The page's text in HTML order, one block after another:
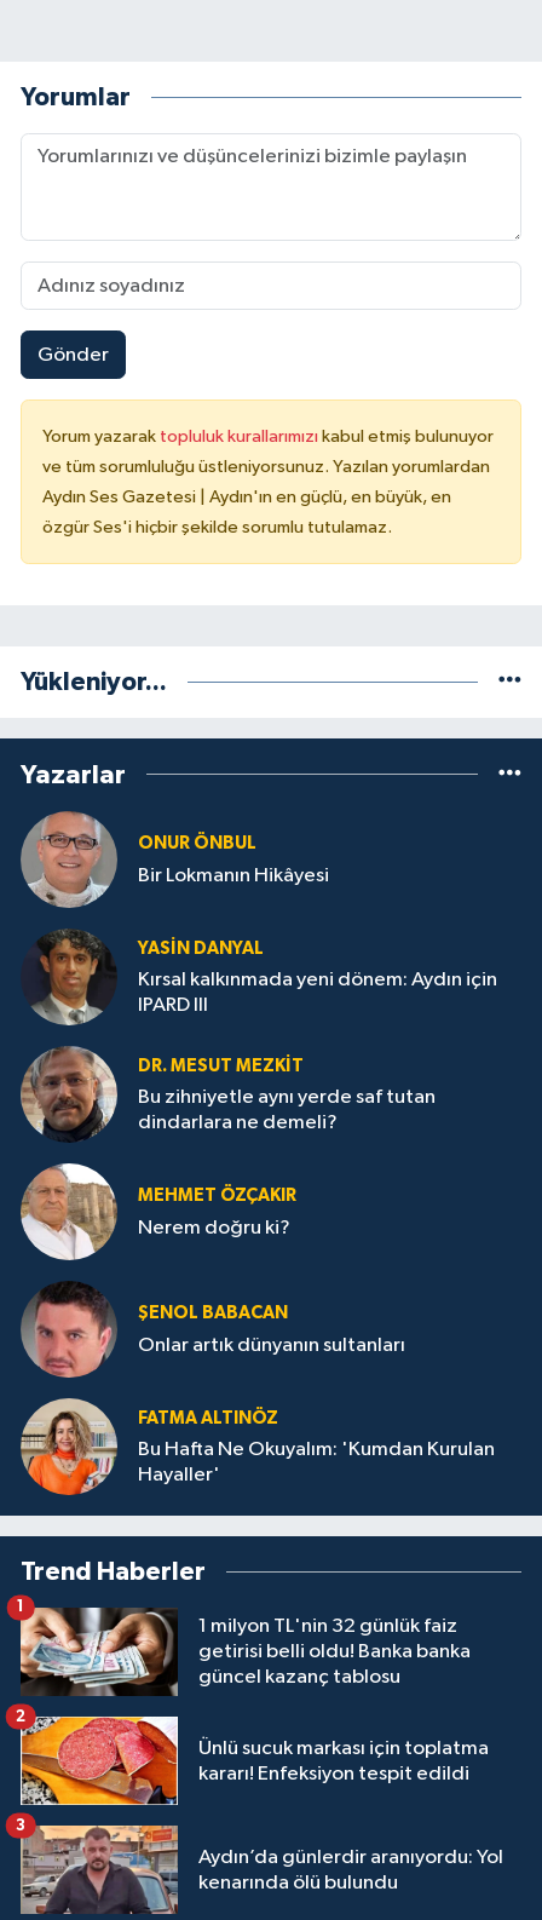
Yorumlar
Gönder
Yorum yazarak topluluk kurallarımızı kabul etmiş bulunuyor
ve tüm sorumluluğu üstleniyorsunuz. Yazılan yorumlardan
Aydın Ses Gazetesi | Aydın'ın en güçlü, en büyük, en
özgür Ses'i hiçbir şekilde sorumlu tutulamaz.
Yükleniyor...
Yazarlar
ONUR ÖNBUL
Bir Lokmanın Hikâyesi
YASIN DANYAL
Kırsal kalkınmada yeni dönem: Aydın için
IPARD III
DR. MESUT MEZKIT
Bu zihniyetle aynı yerde saf tutan
dindarlara ne demeli?
MEHMET ÖZÇAKIR
Nerem doğru ki?
ŞENOL BABACAN
Onlar artık dünyanın sultanları
FATMA ALTINÖZ
Bu Hafta Ne Okuyalım: 'Kumdan Kurulan
Hayaller'
Trend Haberler
1 milyon TL'nin 32 günlük faiz
getirisi belli oldu! Banka banka
güncel kazanç tablosu
1
Ünlü sucuk markası için toplatma
kararı! Enfeksiyon tespit edildi
2
Aydın’da günlerdir aranıyordu: Yol
kenarında ölü bulundu
3